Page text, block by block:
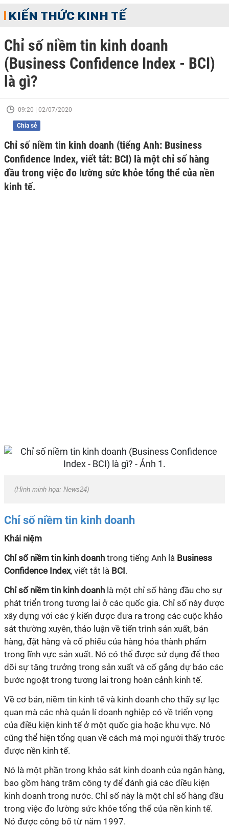
KIẾN THỨC KINH TẾ
Chỉ số niềm tin kinh doanh
(Business Confidence Index - BCI)
là gì?
09:20 | 02/07/2020
Chia sẻ
Chỉ số niềm tin kinh doanh (tiếng Anh: Business
Confidence Index, viết tắt: BCI) là một chỉ số hàng
đầu trong việc đo lường sức khỏe tổng thể của nền
kinh tế.
(Hình minh họa: News24)
Chỉ số niềm tin kinh doanh
Khái niệm
Chỉ số niềm tin kinh doanh trong tiếng Anh là Business
Confidence Index, viết tắt là BCI.
Chỉ số niềm tin kinh doanh là một chỉ số hàng đầu cho sự
phát triển trong tương lai ở các quốc gia. Chỉ số này được
xây dựng với các ý kiến được đưa ra trong các cuộc khảo
sát thường xuyên, thảo luận về tiến trình sản xuất, bán
hàng, đặt hàng và cổ phiếu của hàng hóa thành phẩm
trong lĩnh vực sản xuất. Nó có thể được sử dụng để theo
dõi sự tăng trưởng trong sản xuất và cố gắng dự báo các
bước ngoặt trong tương lai trong hoàn cảnh kinh tế.
Về cơ bản, niềm tin kinh tế và kinh doanh cho thấy sự lạc
quan mà các nhà quản lí doanh nghiệp có về triển vọng
của điều kiện kinh tế ở một quốc gia hoặc khu vực. Nó
cũng thể hiện tổng quan về cách mà mọi người thấy trước
được nền kinh tế.
Nó là một phần trong khảo sát kinh doanh của ngân hàng,
bao gồm hàng trăm công ty để đánh giá các điều kiện
kinh doanh trong nước. Chỉ số này là một chỉ số hàng đầu
trong việc đo lường sức khỏe tổng thể của nền kinh tế.
Nó được công bố từ năm 1997.